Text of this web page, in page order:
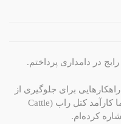
در دامداری پرداختم.
برای جلوگیری از
تکثیر مگس نموده‌ام و با تکنیک ساده اما کارآمد کتل راب (Cattle